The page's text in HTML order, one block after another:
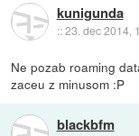
kunigunda
::23. dec 2014,
Ne pozab roaming
zaceu z minusom :P
blackbfm